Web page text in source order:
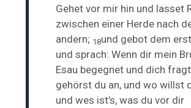
Gehet vor mir hin und lasset
zwischen einer Herde nach
andern; 18und gebot dem
und sprach: Wenn dir mein
Esau begegnet und dich
gehörst du an, und wo willst
und wes ist’s, was du vor dir